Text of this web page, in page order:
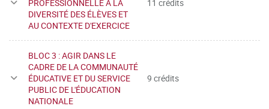
PROFESSIONNELLE À LA
DIVERSITÉ DES ÉLÈVES ET
AU CONTEXTE D'EXERCICE
11 crédits
BLOC 3 : AGIR DANS LE
CADRE DE LA COMMUNAUTÉ
ÉDUCATIVE ET DU SERVICE
PUBLIC DE L'ÉDUCATION
NATIONALE
9 crédits